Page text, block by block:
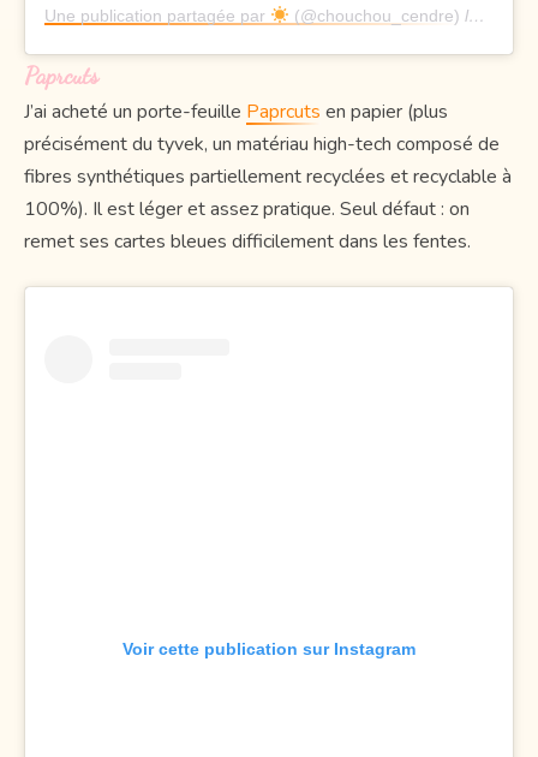
Une publication partagée par (@chouchou_cendre) le
Paprcuts
J’ai acheté un porte-feuille Paprcuts en papier (plus
précisément du tyvek, un matériau high-tech composé de
fibres synthétiques partiellement recyclées et recyclable à
100%). Il est léger et assez pratique. Seul défaut : on
remet ses cartes bleues difficilement dans les fentes.
Voir cette publication sur Instagram